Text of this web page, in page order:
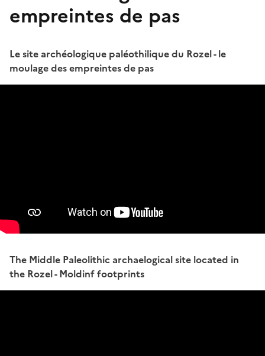
empreintes de pas
Le site archéologique paléothilique du Rozel - le
moulage des empreintes de pas
The Middle Paleolithic archaelogical site located in
the Rozel - Moldinf footprints